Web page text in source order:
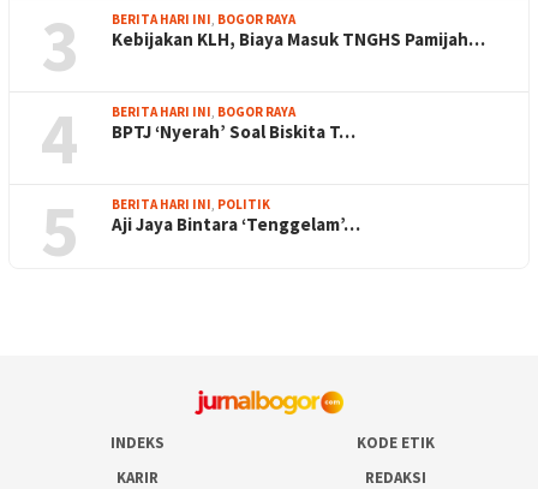
3 BERITA HARI INI BOGOR RAYA
Kebijakan KLH, Biaya Masuk TNGHS Pamijah…
4 BERITA HARI INI BOGOR RAYA
BPTJ ‘Nyerah’ Soal Biskita T…
5 BERITA HARI INI POLITIK
Aji Jaya Bintara ‘Tenggelam’…
INDEKS
KODE ETIK
KARIR
REDAKSI